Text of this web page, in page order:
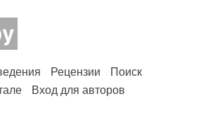
Рецензии
Поиск
Вход для авторов